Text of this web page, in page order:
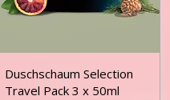
Duschschaum Selection
Travel Pack 3 x 50ml